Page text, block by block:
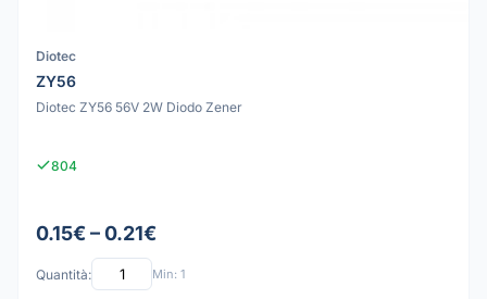
Diotec
ZY56
Diotec ZY56 56V 2W Diodo Zener
804
0.15€ – 0.21€
Quantità: Min: 1